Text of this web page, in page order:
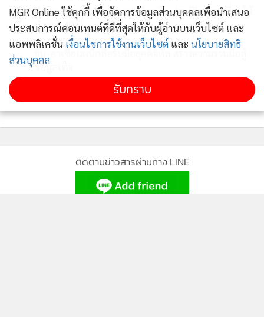
3
สำรวจ “ทางไฟรถมรณะ” ที่ถูกลืม ประวัติศาสตร์ที่จมใต้
น้ำกว่า 40 ปี
4
ข้อมูลเท็จ
ข่าวอื่นในหมวด
ติดตามข่าวสารผ่านทาง LINE
MGR Online ใช้คุกกี้ เพื่อจัดการข้อมูลส่วนบุคคลเพื่อนำเสนอ
ประสบการณ์คอนเทนต์ที่ดีที่สุดให้กับผู้อ่านบนเว็บไซต์ และ
แอพพลิเคชั่น เงื่อนไขการใช้งานเว็บไซต์ และ นโยบายสิทธิ
ส่วนบุคคล
รับทราบ